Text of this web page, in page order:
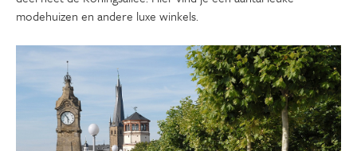
modehuizen en andere luxe winkels.